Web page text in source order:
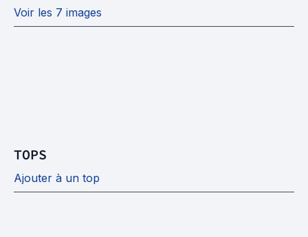
Voir les 7 images
TOPS
Ajouter à un top